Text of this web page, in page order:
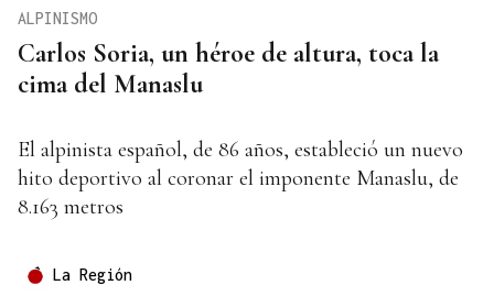
Carlos Soria, un héroe de altura, toca la
cima del Manaslu
ALPINISMO
El alpinista español, de 86 años, estableció un nuevo
hito deportivo al coronar el imponente Manaslu, de
8.163 metros
La Región